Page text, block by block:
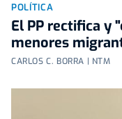
POLÍTICA
El PP rectifica y
menores
CARLOS C. BORRA | NTM